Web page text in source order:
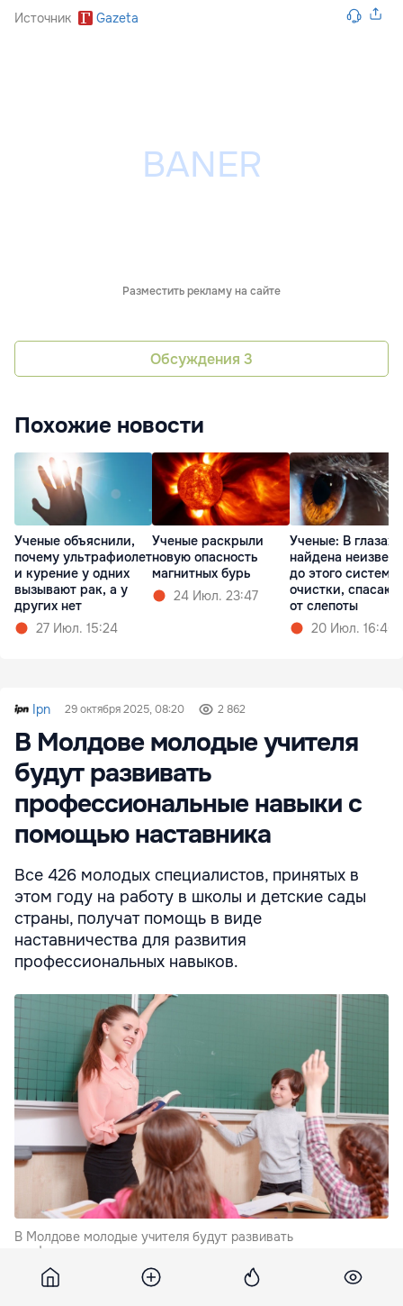
Источник Gazeta
Разместить рекламу на сайте
Обсуждения 3
Похожие новости
Ученые объяснили,
почему ультрафиолет
и курение у одних
вызывают рак, а у
других нет
27 Июл. 15:24
Ученые раскрыли
новую опасность
магнитных бурь
24 Июл. 23:47
Ученые: В глазах
найдена
до этого система
очистки,
от слепоты
20 Июл. 16:46
Ipn 29 октября 2025, 08:20 2 862
В Молдове молодые учителя
будут развивать
профессиональные навыки с
помощью наставника
Все 426 молодых специалистов, принятых в
этом году на работу в школы и детские сады
страны, получат помощь в виде
наставничества для развития
профессиональных навыков.
В Молдове молодые учителя будут развивать
профессиональные навыки с помощью наставника.